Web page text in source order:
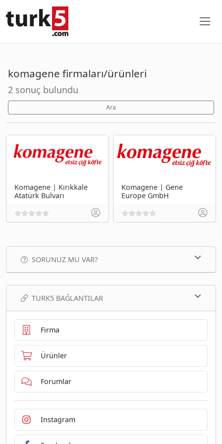
komagene firmaları/ürünleri
2 sonuç bulundu
Ara
Komagene | Kırıkkale
Atatürk Bulvarı
Komagene | Gene
Europe GmbH
SORUNUZ MU VAR?
TURK5 BAĞLANTILAR
Firma
Ürünler
Forumlar
Instagram